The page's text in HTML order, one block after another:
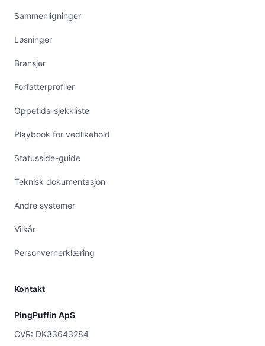
Sammenligninger
Løsninger
Bransjer
Forfatterprofiler
Oppetids-sjekkliste
Playbook for vedlikehold
Statusside-guide
Teknisk dokumentasjon
Andre systemer
Vilkår
Personvernerklæring
Kontakt
PingPuffin ApS
CVR: DK33643284